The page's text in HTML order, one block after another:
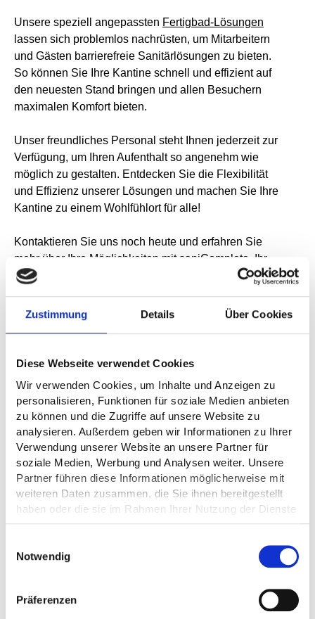
Zustimmung Details Über Cookies
Diese Webseite verwendet Cookies
Wir verwenden Cookies, um Inhalte und Anzeigen zu
personalisieren, Funktionen für soziale Medien anbieten
zu können und die Zugriffe auf unsere Website zu
analysieren. Außerdem geben wir Informationen zu Ihrer
Verwendung unserer Website an unsere Partner für
soziale Medien, Werbung und Analysen weiter. Unsere
Partner führen diese Informationen möglicherweise mit
weiteren Daten zusammen, die Sie ihnen bereitgestellt
haben oder die sie im Rahmen Ihrer Nutzung der Dienste
Notwendig
Präferenzen
Unsere speziell angepassten Fertigbad-Lösungen
lassen sich problemlos nachrüsten, um Mitarbeitern
und Gästen barrierefreie Sanitärlösungen zu bieten.
So können Sie Ihre Kantine schnell und effizient auf
den neuesten Stand bringen und allen Besuchern
maximalen Komfort bieten.
Unser freundliches Personal steht Ihnen jederzeit zur
Verfügung, um Ihren Aufenthalt so angenehm wie
möglich zu gestalten. Entdecken Sie die Flexibilität
und Effizienz unserer Lösungen und machen Sie Ihre
Kantine zu einem Wohlfühlort für alle!
Kontaktieren Sie uns noch heute und erfahren Sie
mehr über Ihre Möglichkeiten mit saniComplete. Ihr
neues,